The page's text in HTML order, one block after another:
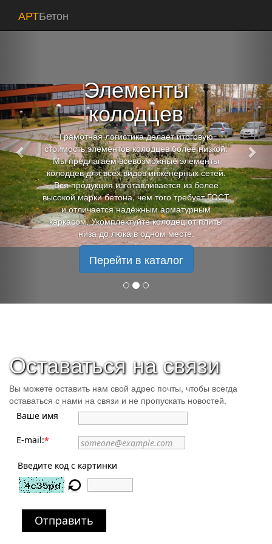
АРТБетон
Элементы
колодцев
Грамотная логистика делает итоговую
стоимость элементов колодцев более низкой.
Мы предлагаем всевозможные элементы
колодцев для всех видов инженерных сетей.
Вся продукция изготавливается из более
высокой марки бетона, чем того требует ГОСТ
и отличается надёжным арматурным
каркасом. Укомплектуйте колодец от плиты
низа до люка в одном месте.
Перейти в каталог
Оставаться на связи
Вы можете оставить нам свой адрес почты, чтобы всегда
оставаться с нами на связи и не пропускать новостей.
Ваше имя
E-mail:*
Введите код с картинки
Отправить